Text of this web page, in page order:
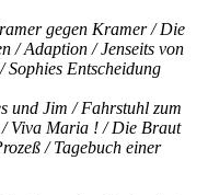
gegen Kramer / Die
/ Adaption / Jenseits von
Sophies Entscheidung
und Jim / Fahrstuhl zum
Viva Maria ! / Die Braut
/ Tagebuch einer